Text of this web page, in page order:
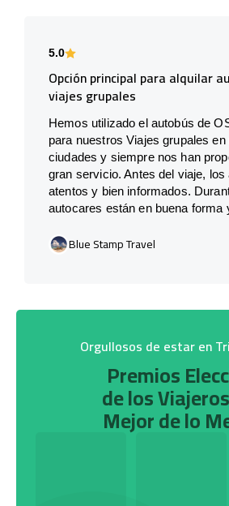
5.0
Opción principal para alquilar
viajes grupales
Hemos utilizado el autobús de
para nuestros Viajes grupales en
ciudades y siempre nos han
gran servicio. Antes del viaje, los
atentos y bien informados.
autocares están en buena forma
Blue Stamp Travel
Orgullosos de estar en
Premios
de los
Mejor de lo